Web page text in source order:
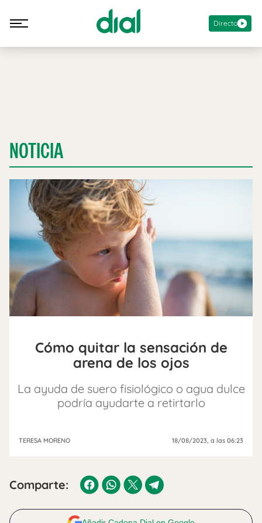
Directo
NOTICIA
Cómo quitar la sensación de
arena de los ojos
La ayuda de suero fisiológico o agua dulce
podría ayudarte a retirtarlo
TERESA MORENO 18/08/2023, a las 06:23
Comparte: